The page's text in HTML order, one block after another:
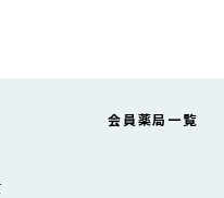
会員薬局一覧